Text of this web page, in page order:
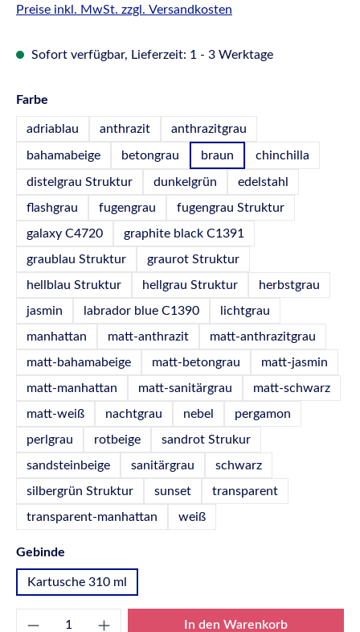
Preise inkl. MwSt. zzgl. Versandkosten
Sofort verfügbar, Lieferzeit: 1 - 3 Werktage
Farbe
adriablau anthrazit anthrazitgrau
bahamabeige betongrau braun chinchilla
distelgrau Struktur dunkelgrün
edelstahl
flashgrau
fugengrau
fugengrau Struktur
galaxy C4720
graphite black C1391
graublau Struktur
graurot Struktur
hellblau Struktur
hellgrau Struktur
herbstgrau
jasmin
labrador blue C1390
lichtgrau
manhattan
matt-anthrazit
matt-anthrazitgrau
matt-bahamabeige
matt-betongrau
matt-jasmin
matt-manhattan
matt-sanitärgrau
matt-schwarz
matt-weiß
nachtgrau nebel
pergamon
perlgrau
rotbeige
sandrot Strukur
sandsteinbeige
sanitärgrau
schwarz
silbergrün Struktur
sunset
transparent
transparent-manhattan
weiß
Gebinde
Kartusche 310 ml
Produkt Anzahl: Gib den gewünschten
In den Warenkorb